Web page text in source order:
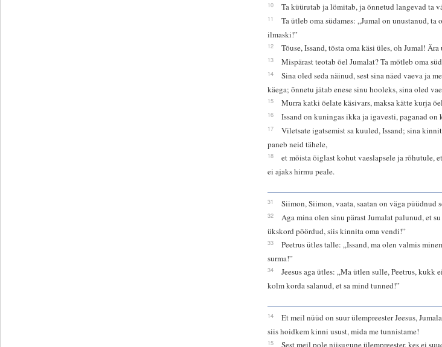
10 Ta küürutab ja lömitab, ja õnnetud langevad ta
11
Ta ütleb oma südames: „Jumal on unustanud, ta
ilmaski!”
12 Tõuse, Issand, tõsta oma käsi üles, oh Jumal!
13 Mispärast teotab õel Jumalat? Ta mõtleb oma
14
Sina oled seda näinud, sest sina näed vaeva ja
käega; õnnetu jätab enese sinu hooleks, sina oled
15 Murra katki õelate käsivars, maksa kätte kurja
16 Issand on kuningas ikka ja igavesti, paganad on
17
Viletsate igatsemist sa kuuled, Issand; sina
paneb neid tähele,
18
et mõista õiglast kohut vaeslapsele ja rõhutule,
ei ajaks hirmu peale.
31 Siimon, Siimon, vaata, saatan on väga püüdnud
32
Aga mina olen sinu pärast Jumalat palunud, et
ükskord pöördud, siis kinnita oma vendi!”
33
Peetrus ütles talle: „Issand, ma olen valmis
surma!”
34
Jeesus aga ütles: „Ma ütlen sulle, Peetrus, kukk
kolm korda salanud, et sa mind tunned!”
14
Et meil nüüd on suur ülempreester Jeesus,
siis hoidkem kinni usust, mida me tunnistame!
15 Sest meil pole niisugune ülempreester, kes ei